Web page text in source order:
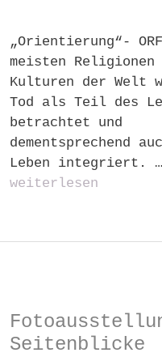
„Orientierung“-
meisten Religionen
Kulturen der Welt
Tod als Teil des
betrachtet und
dementsprechend
Leben integriert. …
weiterlesen
Seitenblicke